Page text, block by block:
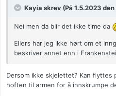
Kayia skrev (På 1.5.2023
Nei men da blir det ikke time da
Ellers har jeg ikke hørt om et
beskriver annet enn i
Dersom ikke skjelettet? Kan
hoften til armen for å innskrumpe